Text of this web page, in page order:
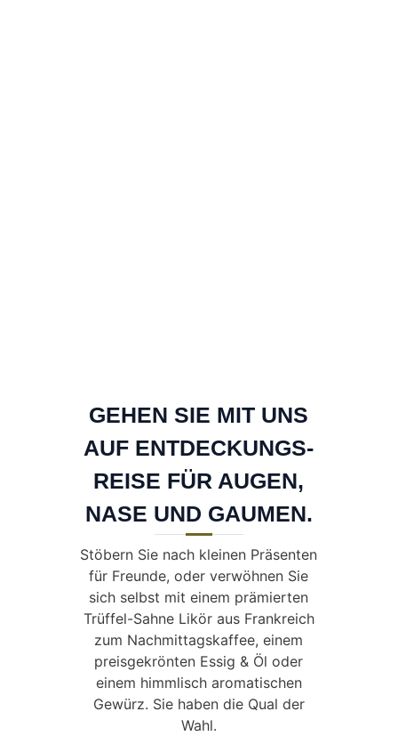
GEHEN SIE MIT UNS
AUF ENTDECKUNGS-
REISE FÜR AUGEN,
NASE UND GAUMEN.
Stöbern Sie nach kleinen Präsenten
für Freunde, oder verwöhnen Sie
sich selbst mit einem prämierten
Trüffel-Sahne Likör aus Frankreich
zum Nachmittagskaffee, einem
preisgekrönten Essig & Öl oder
einem himmlisch aromatischen
Gewürz. Sie haben die Qual der
Wahl.